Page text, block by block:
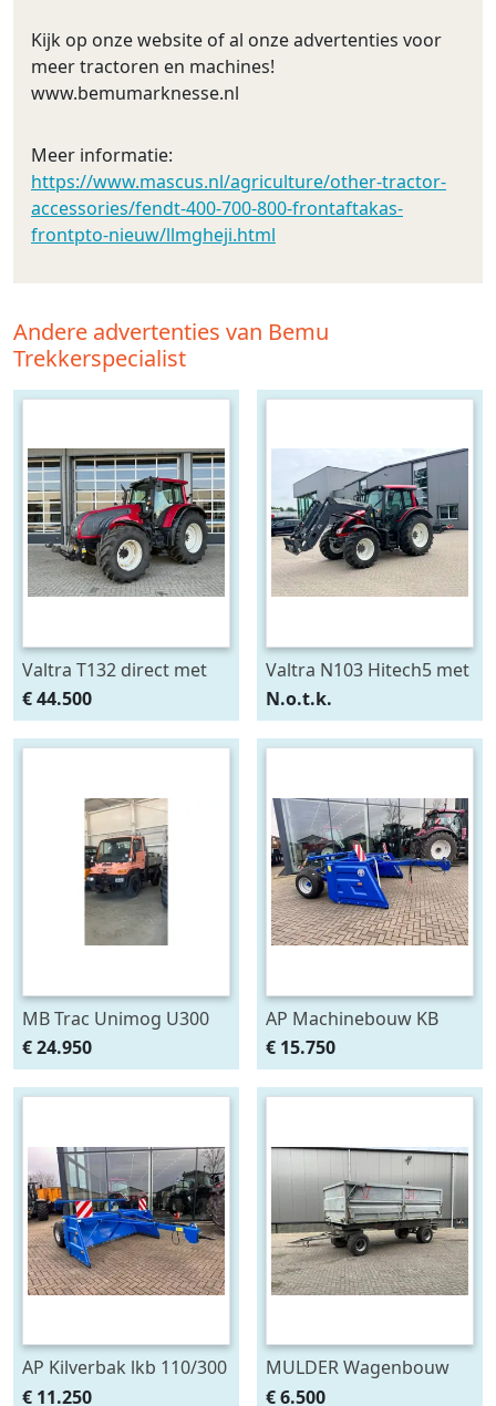
Kijk op onze website of al onze advertenties voor
meer tractoren en machines!
www.bemumarknesse.nl
Meer informatie:
https://www.mascus.nl/agriculture/other-tractor-
accessories/fendt-400-700-800-frontaftakas-
frontpto-nieuw/llmgheji.html
Andere advertenties van Bemu
Trekkerspecialist
Valtra T132 direct met
Fronthef en PTO (bj
2010)
€ 44.500
Valtra N103 Hitech5 met
voorlader (bj 2013)
N.o.t.k.
MB Trac Unimog U300
(bj 2005)
€ 24.950
AP Machinebouw KB
110/300 ETV kilverbak (bj
2025)
€ 15.750
AP Kilverbak lkb 110/300
(bj 2025)
€ 11.250
MULDER Wagenbouw
Glas Constructie
€ 6.500